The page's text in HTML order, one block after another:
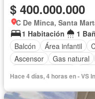
$ 400.000.000
C De Minca, Santa
1 Habitación
1
Balcón
Área infantil
Ascensor
Gas natural
Hace 4 días, 4 horas en - VS